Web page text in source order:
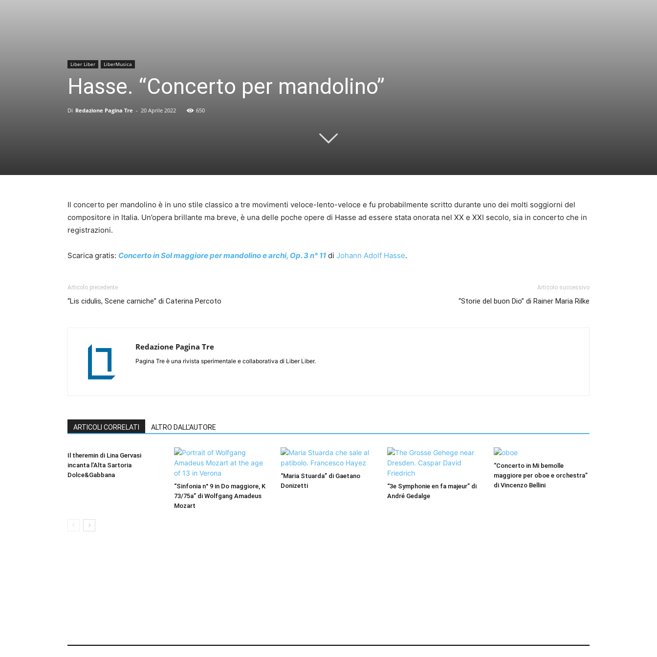
Liber Liber LiberMusica
Hasse. “Concerto per mandolino”
Di Redazione Pagina Tre - 20 Aprile 2022 650
Il concerto per mandolino è in uno stile classico a tre movimenti veloce-lento-veloce e fu probabilmente scritto durante uno dei molti soggiorni del
compositore in Italia. Un’opera brillante ma breve, è una delle poche opere di Hasse ad essere stata onorata nel XX e XXI secolo, sia in concerto che in
registrazioni.
Scarica gratis: Concerto in Sol maggiore per mandolino e archi, Op. 3 n° 11 di Johann Adolf Hasse.
Articolo precedente
“Lis cidulis, Scene carniche” di Caterina Percoto
Articolo successivo
“Storie del buon Dio” di Rainer Maria Rilke
Redazione Pagina Tre
Pagina Tre è una rivista sperimentale e collaborativa di Liber Liber.
ARTICOLI CORRELATI ALTRO DALL'AUTORE
Il theremin di Lina Gervasi
incanta l’Alta Sartoria
Dolce&Gabbana
“Sinfonia n° 9 in Do maggiore, K
73/75a” di Wolfgang Amadeus
Mozart
“Maria Stuarda” di Gaetano
Donizetti
“3e Symphonie en fa majeur” di
André Gedalge
“Concerto in Mi bemolle
maggiore per oboe e orchestra”
di Vincenzo Bellini